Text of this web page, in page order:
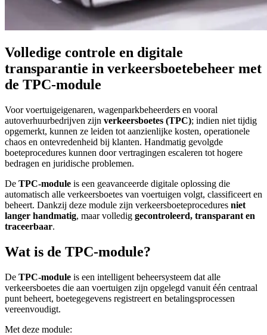
Volledige controle en digitale
transparantie in verkeersboetebeheer met
de TPC-module
Voor voertuigeigenaren, wagenparkbeheerders en vooral
autoverhuurbedrijven zijn verkeersboetes (TPC); indien niet tijdig
opgemerkt, kunnen ze leiden tot aanzienlijke kosten, operationele
chaos en ontevredenheid bij klanten. Handmatig gevolgde
boeteprocedures kunnen door vertragingen escaleren tot hogere
bedragen en juridische problemen.
De TPC-module is een geavanceerde digitale oplossing die
automatisch alle verkeersboetes van voertuigen volgt, classificeert en
beheert. Dankzij deze module zijn verkeersboeteprocedures niet
langer handmatig, maar volledig gecontroleerd, transparant en
traceerbaar.
Wat is de TPC-module?
De TPC-module is een intelligent beheersysteem dat alle
verkeersboetes die aan voertuigen zijn opgelegd vanuit één centraal
punt beheert, boetegegevens registreert en betalingsprocessen
vereenvoudigt.
Met deze module: